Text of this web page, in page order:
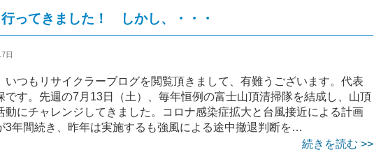
ってきました！ しかし、・・・
日
いつもリサイクラーブログを閲覧頂きまして、有難うございます。代表
です。先週の7月13日（土）、毎年恒例の富士山頂清掃隊を結成し、山頂
動にチャレンジしてきました。コロナ感染症拡大と台風接近による計画
3年間続き、昨年は実施するも強風による途中撤退判断を…
続きを読む >>